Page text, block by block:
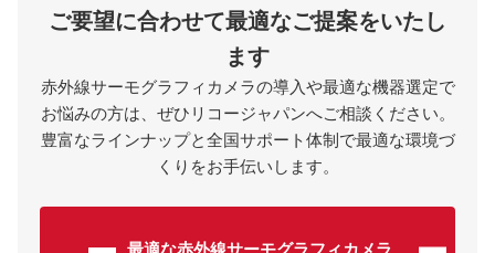
ご要望に合わせて最適なご提案をいたし
ます
赤外線サーモグラフィカメラの導入や最適な機器選定で
お悩みの方は、ぜひリコージャパンへご相談ください。
豊富なラインナップと全国サポート体制で最適な環境づ
くりをお手伝いします。
最適な赤外線サーモグラフィカメラ